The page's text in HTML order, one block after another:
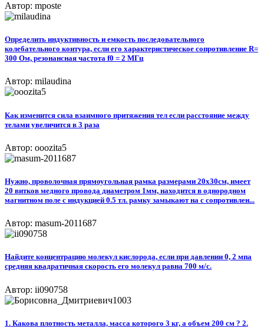
Автор: mposte
Определить индуктивность и емкость последовательного
колебательного контура, если его характеристическое сопротивление R=
300 Ом, резонансная частота f0 = 2 МГц​
Автор: milaudina
Как изменится сила взаимного притяжения тел если расстояние между
телами увеличится в 3 раза
Автор: ooozita5
Нужно, проволочная прямоугольная рамка размерами 20х30см, имеет
20 витков медного провода диаметром 1мм, находится в однородном
магнитном поле с индукцией 0.5 тл. рамку замыкают на с сопротивлен...
Автор: masum-2011687
Найдите концентрацию молекул кислорода, если при давлении 0, 2 мпа
средняя квадратичная скорость его молекул равна 700 м/с.
Автор: ii090758
1. Какова плотность металла, масса которого 3 кг, а объем 200 см ? 2.